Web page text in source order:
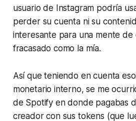
usuario de Instagram podría
perder su cuenta ni su
interesante para una mente
fracasado como la mía.
Así que teniendo en cuenta
monetario interno, se me
de Spotify en donde pagabas
creador con sus tokens (que